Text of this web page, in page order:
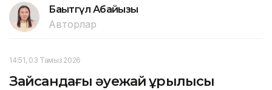
Бақытгүл Абайқызы
Авторлар
14:51, 03 Тамыз 2026
Зайсандағы әуежай құрылысы